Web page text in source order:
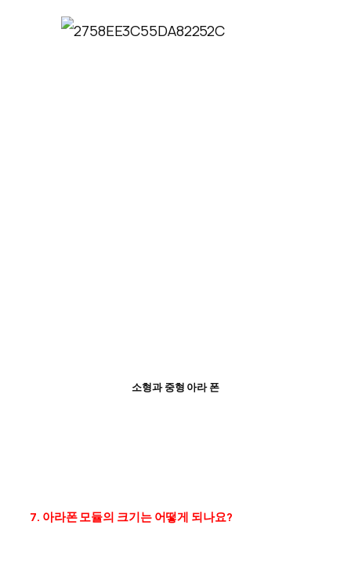
소형과 중형 아라 폰
7. 아라폰 모듈의 크기는 어떻게 되나요?